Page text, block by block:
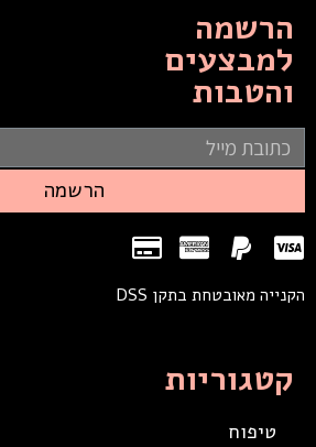
הרשמה
למבצעים
והטבות
הרשמה
הקנייה מאובטחת בתקן DSS
קטגוריות
טיפוח